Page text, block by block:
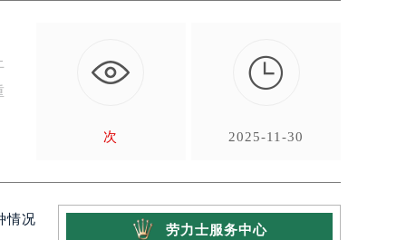
次

2025-11-30
情况
劳力士服务中心